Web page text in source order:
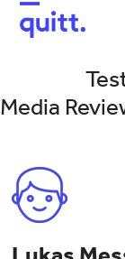
Open
mobile
Close
mobile
Media